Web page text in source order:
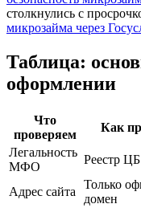
столкнулись с
микрозайма через
Таблица:
оформлении
Что
проверяем
Как
Легальность
МФО
Реестр
Адрес сайта
Только
домен